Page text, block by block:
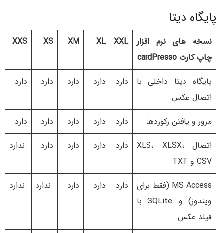
پایگاه دیتا
نسخه های نرم افزار
چاپ کارت cardPresso
XXL
XL
XM
XS
XXS
پایگاه دیتا داخلی با
اتصال عکس
دارد دارد دارد دارد دارد
مرور و یافتن رکوردها دارد دارد دارد دارد
دارد
اتصال XLS، XLSX،
CSV و TXT
دارد دارد دارد دارد ندارد
MS Access (فقط برای
ویندوز) و SQLite با
فیلد عکس
دارد دارد دارد ندارد ندارد